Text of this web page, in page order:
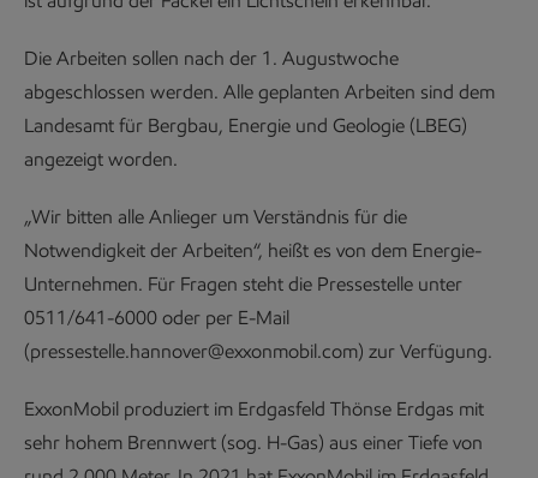
Die Arbeiten sollen nach der 1. Augustwoche
abgeschlossen werden. Alle geplanten Arbeiten sind dem
Landesamt für Bergbau, Energie und Geologie (LBEG)
angezeigt worden.
„Wir bitten alle Anlieger um Verständnis für die
Notwendigkeit der Arbeiten“, heißt es von dem Energie-
Unternehmen. Für Fragen steht die Pressestelle unter
0511/641-6000 oder per E-Mail
(pressestelle.hannover@exxonmobil.com) zur Verfügung.
ExxonMobil produziert im Erdgasfeld Thönse Erdgas mit
sehr hohem Brennwert (sog. H-Gas) aus einer Tiefe von